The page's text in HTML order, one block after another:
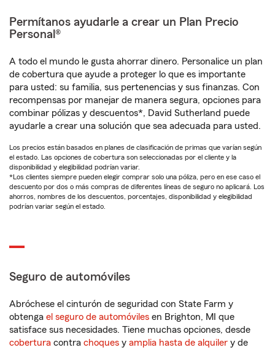
Permítanos ayudarle a crear un Plan Precio
Personal®
A todo el mundo le gusta ahorrar dinero. Personalice un plan
de cobertura que ayude a proteger lo que es importante
para usted: su familia, sus pertenencias y sus finanzas. Con
recompensas por manejar de manera segura, opciones para
combinar pólizas y descuentos*, David Sutherland puede
ayudarle a crear una solución que sea adecuada para usted.
Los precios están basados en planes de clasificación de primas que varían según
el estado. Las opciones de cobertura son seleccionadas por el cliente y la
disponibilidad y elegibilidad podrían variar.
*Los clientes siempre pueden elegir comprar solo una póliza, pero en ese caso el
descuento por dos o más compras de diferentes líneas de seguro no aplicará. Los
ahorros, nombres de los descuentos, porcentajes, disponibilidad y elegibilidad
podrían variar según el estado.
Seguro de automóviles
Abróchese el cinturón de seguridad con State Farm y
obtenga el seguro de automóviles en Brighton, MI que
satisface sus necesidades. Tiene muchas opciones, desde
cobertura contra choques y amplia hasta de alquiler y de